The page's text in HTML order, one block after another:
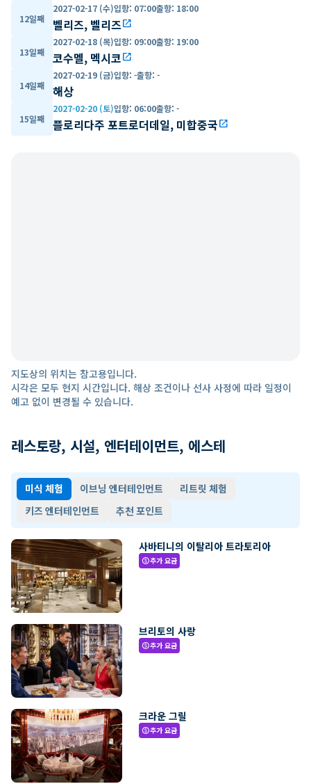
12일째
2027-02-17 (수)입항: 07:00출항: 18:00
벨리즈, 벨리즈open_in_new
13일째
2027-02-18 (목)입항: 09:00출항: 19:00
코수멜, 멕시코open_in_new
14일째
2027-02-19 (금)입항: -출항: -
해상
15일째
2027-02-20 (토)입항: 06:00출항: -
플로리다주 포트로더데일, 미합중국open_in_new
지도상의 위치는 참고용입니다.
시각은 모두 현지 시간입니다. 해상 조건이나 선사 사정에 따라 일정이
예고 없이 변경될 수 있습니다.
레스토랑, 시설, 엔터테이먼트, 에스테
미식 체험 이브닝 엔터테인먼트
리트릿 체험
키즈 엔터테인먼트
추천 포인트
사바티니의 이탈리아 트라토리아
paid추가 요금
브리토의 사랑
paid추가 요금
크라운 그릴
paid추가 요금